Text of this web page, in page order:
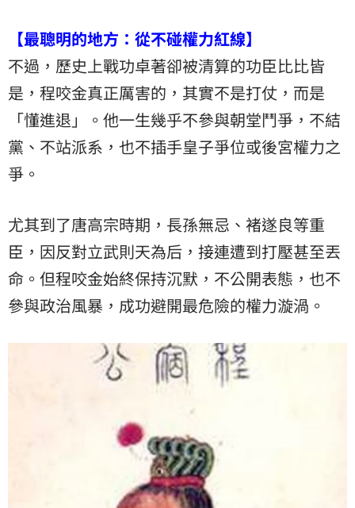
【最聰明的地方：從不碰權力紅線】
不過，歷史上戰功卓著卻被清算的功臣比比皆
是，程咬金真正厲害的，其實不是打仗，而是
「懂進退」。他一生幾乎不參與朝堂鬥爭，不結
黨、不站派系，也不插手皇子爭位或後宮權力之
爭。
尤其到了唐高宗時期，長孫無忌、褚遂良等重
臣，因反對立武則天為后，接連遭到打壓甚至丟
命。但程咬金始終保持沉默，不公開表態，也不
參與政治風暴，成功避開最危險的權力漩渦。